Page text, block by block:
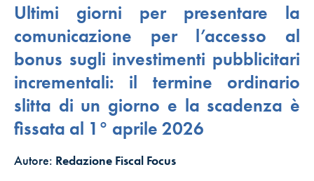
Ultimi giorni per presentare la
comunicazione per l’accesso al
bonus sugli investimenti pubblicitari
incrementali: il termine ordinario
slitta di un giorno e la scadenza è
fissata al 1° aprile 2026
Autore: Redazione Fiscal Focus